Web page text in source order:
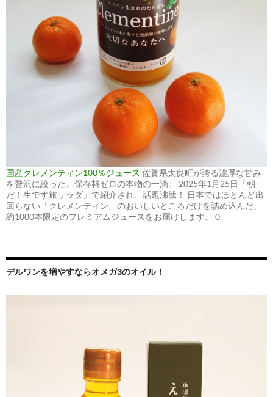
国産クレメンティン100％ジュース 佐賀県太良町が誇る濃厚な甘み
を贅沢に絞った、保存料ゼロの本物の一滴。 2025年1月25日「朝
だ！生です旅サラダ」で紹介され、話題沸騰！ 日本ではほとんど出
回らない「クレメンティン」のおいしいところだけを詰め込んだ、
約1000本限定のプレミアムジュースをお届けします。 0
デルワンを増やすならオメガ3のオイル！